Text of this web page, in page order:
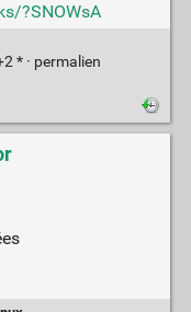
?SNOWsA
* · permalien